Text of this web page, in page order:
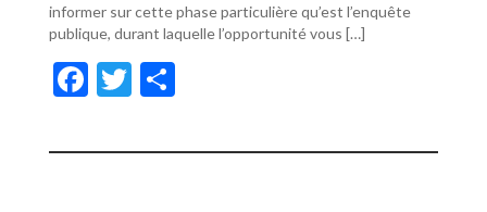
informer sur cette phase particulière qu’est l’enquête
publique, durant laquelle l’opportunité vous […]
F
e
T
itt ta